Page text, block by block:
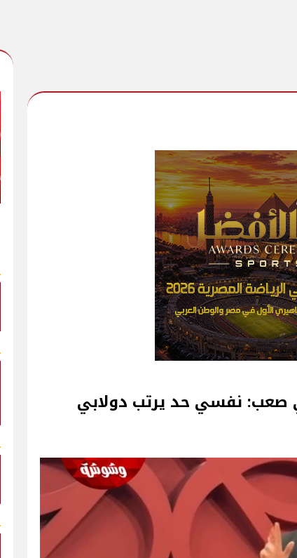
نفسي حد يرتب دولابي